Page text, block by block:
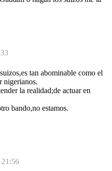
tan abominable como el
nigerianos.
la realidad;de actuar en
bando,no estamos.
21:56